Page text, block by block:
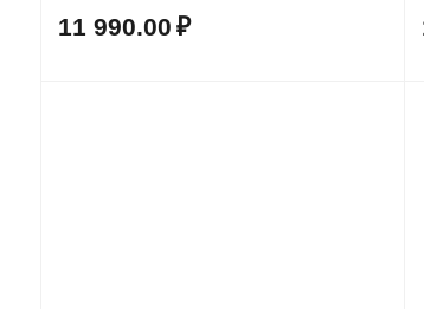
11 990.00 ₽